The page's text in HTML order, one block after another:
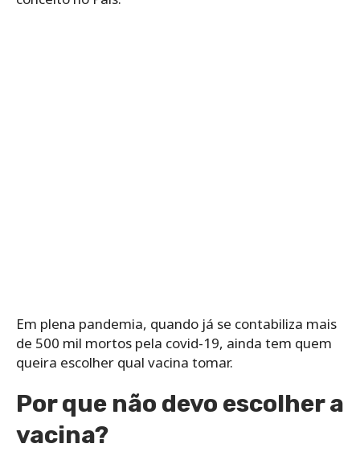
Em plena pandemia, quando já se contabiliza mais
de 500 mil mortos pela covid-19, ainda tem quem
queira escolher qual vacina tomar.
Por que não devo escolher a
vacina?